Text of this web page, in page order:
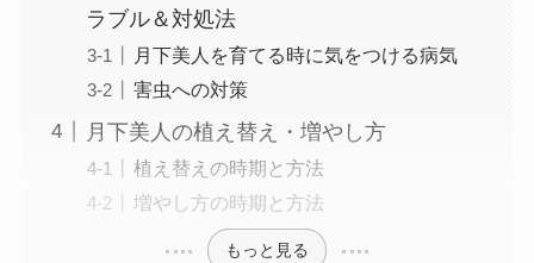
ラブル＆対処法
月下美人を育てる時に気をつける病気
害虫への対策
月下美人の植え替え・増やし方
植え替えの時期と方法
増やし方の時期と方法
もっと見る